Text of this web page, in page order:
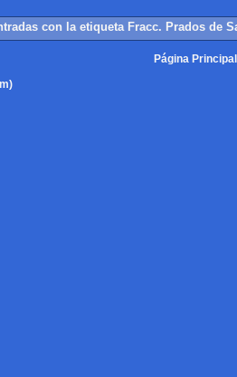
con la etiqueta Fracc. Prados de
Página Principal